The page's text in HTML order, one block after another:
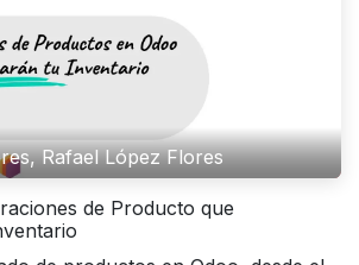
Rafael López Flores
de Producto que